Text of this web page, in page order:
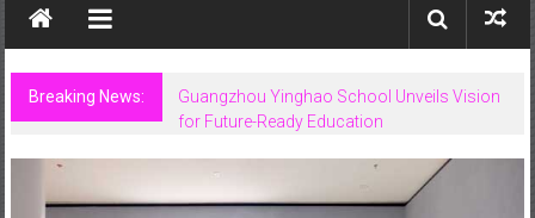
Breaking News:
Guangzhou Yinghao School Unveils Vision
for Future-Ready Education